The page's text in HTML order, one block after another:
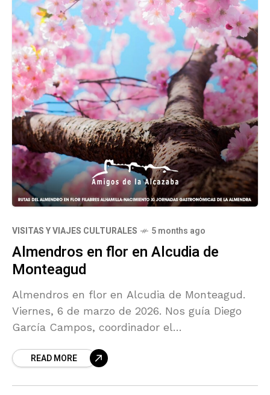
VISITAS Y VIAJES CULTURALES 5 months ago
Almendros en flor en Alcudia de
Monteagud
Almendros en flor en Alcudia de Monteagud.
Viernes, 6 de marzo de 2026. Nos guía Diego
García Campos, coordinador el
READ MORE